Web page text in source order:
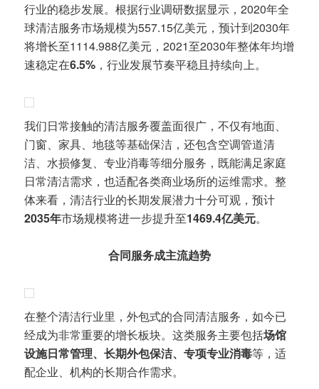
行业的稳步发展。根据行业调研数据显示，2020年全
球清洁服务市场规模为557.15亿美元，预计到2030年
将增长至1114.988亿美元，2021至2030年整体年均增
速稳定在6.5% ，行业发展节奏平稳且持续向上。
我们日常接触的清洁服务覆盖面很广，不仅有地面、
门窗、家具、地毯等基础保洁，还包含空调管道清
洁、水损修复、专业消毒等细分服务，既能满足家庭
日常清洁需求，也适配各类商业场所的运维需求。整
体来看，清洁行业的长期发展潜力十分可观，预计
2035年市场规模将进一步提升至1469.4亿美元。
合同服务成主流趋势
在整个清洁行业里，外包式的合同清洁服务，如今已
经成为非常重要的增长板块。这类服务主要包括场馆
设施日常管理、长期外包保洁、专项专业消毒等，适
配企业、机构的长期合作需求。